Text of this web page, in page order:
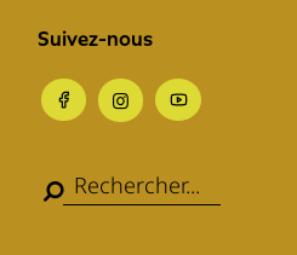
Suivez-nous